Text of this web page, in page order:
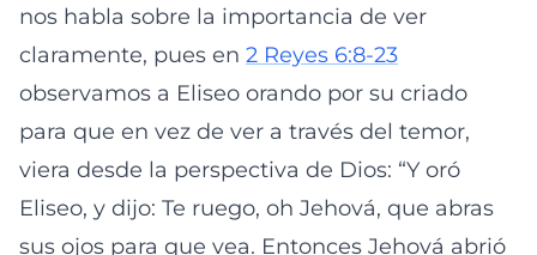
nos habla sobre la importancia de ver
claramente, pues en 2 Reyes 6:8-23
observamos a Eliseo orando por su criado
para que en vez de ver a través del temor,
viera desde la perspectiva de Dios: “Y oró
Eliseo, y dijo: Te ruego, oh Jehová, que abras
sus ojos para que vea. Entonces Jehová abrió